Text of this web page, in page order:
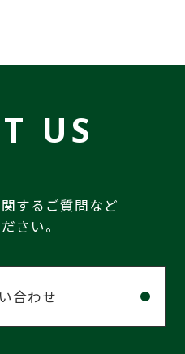
US
するご質問など
さい。
合わせ